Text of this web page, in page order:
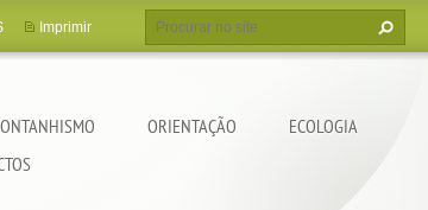
ORIENTAÇÃO
ECOLOGIA
Imprimir